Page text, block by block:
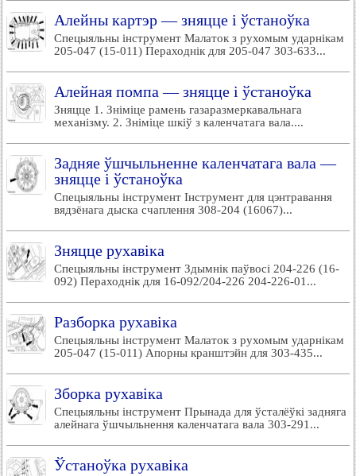
Алейны картэр — зняцце і ўстаноўка
Спецыяльны інструмент Малаток з рухомым ударнікам
205-047 (15-011) Пераходнік для 205-047 303-633...
Алейная помпа — зняцце і ўстаноўка
Зняцце 1. Зніміце рамень газаразмеркавальнага
механізму. 2. Зніміце шкіў з каленчатага вала....
Задняе ўшчыльненне каленчатага вала —
зняцце і ўстаноўка
Спецыяльны інструмент Інструмент для цэнтравання
вядзёнага дыска счаплення 308-204 (16067)...
Зняцце рухавіка
Спецыяльны інструмент Здымнік паўвосі 204-226 (16-
092) Пераходнік для 16-092/204-226 204-226-01...
Разборка рухавіка
Спецыяльны інструмент Малаток з рухомым ударнікам
205-047 (15-011) Апорны кранштэйн для 303-435...
Зборка рухавіка
Спецыяльны інструмент Прынада для ўсталёўкі задняга
алейнага ўшчыльнення каленчатага вала 303-291...
Ўстаноўка рухавіка